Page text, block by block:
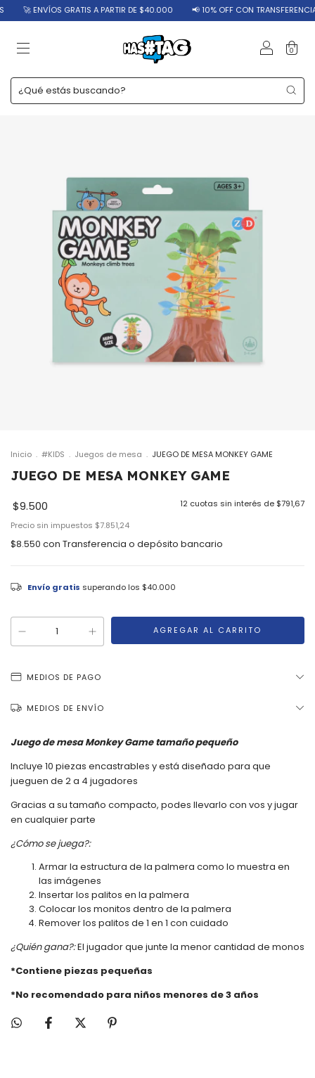
🚀 ENVÍOS GRATIS A PARTIR DE $40.000 📢 10% OFF CON TRANSFERENCIA
0
Inicio . #KIDS . Juegos de mesa . JUEGO DE MESA MONKEY GAME
JUEGO DE MESA MONKEY GAME
$9.500 12 cuotas sin interés de $791,67
Precio sin impuestos $7.851,24
$8.550 con Transferencia o depósito bancario
Envío gratis superando los $40.000
MEDIOS DE PAGO
MEDIOS DE ENVÍO
Juego de mesa Monkey Game tamaño pequeño
Incluye 10 piezas encastrables y está diseñado para que
jueguen de 2 a 4 jugadores
Gracias a su tamaño compacto, podes llevarlo con vos y jugar
en cualquier parte
¿Cómo se juega?:
Armar la estructura de la palmera como lo muestra en
las imágenes
Insertar los palitos en la palmera
Colocar los monitos dentro de la palmera
Remover los palitos de 1 en 1 con cuidado
¿Quién gana?:El jugador que junte la menor cantidad de monos
*Contiene piezas pequeñas
*No recomendado para niños menores de 3 años